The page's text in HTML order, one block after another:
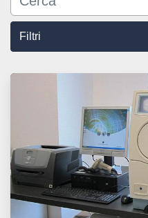
Filtri
Tutte le categorie